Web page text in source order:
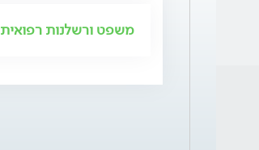
משפט ורשלנות רפואית